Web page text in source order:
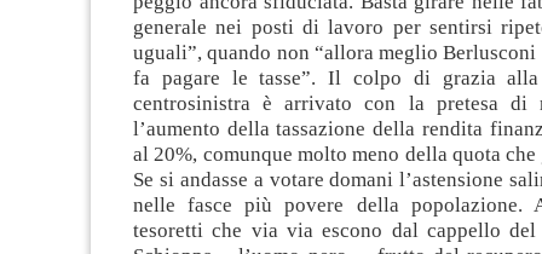
generale nei posti di lavoro per sentirsi
uguali”, quando non “allora meglio Berlusconi
fa pagare le tasse”. Il colpo di grazia
centrosinistra è arrivato con la pretesa di
l’aumento della tassazione della rendita
al 20%, comunque molto meno della quota
Se si andasse a votare domani l’astensione
nelle fasce più povere della popolazione.
tesoretti che via via escono dal cappello del